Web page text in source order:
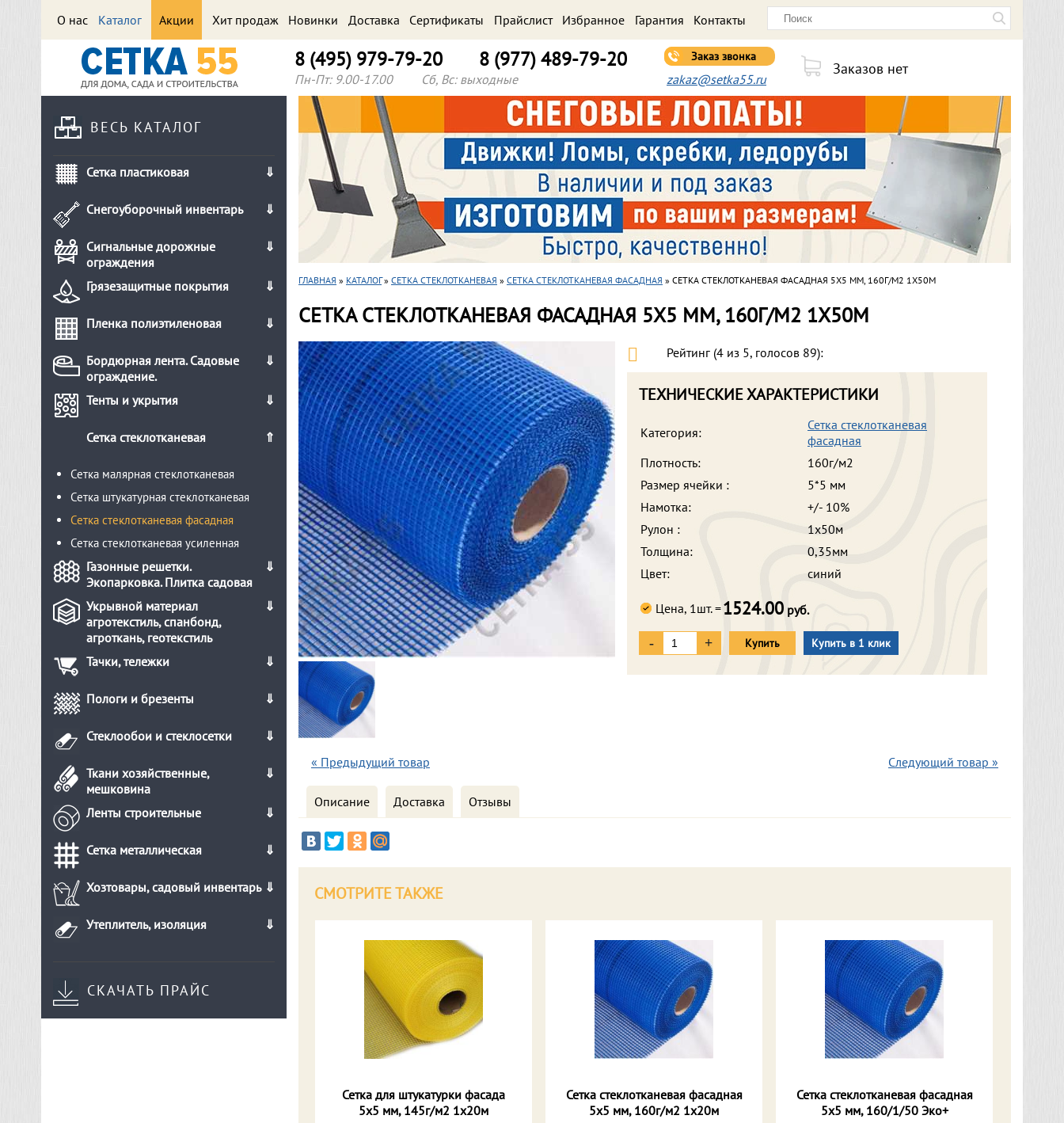
О нас Каталог Акции Хит продаж Новинки Доставка Cертификаты Прайслист Избранное Гарантия Контакты
8 (495) 979-79-20 8 (977) 489-79-20 Заказ звонка
Пн-Пт: 9.00-17.00 Сб, Вс: выходные zakaz@setka55.ru
Заказов нет
ВЕСЬ КАТАЛОГ
Сетка пластиковая
Снегоуборочный инвентарь
Сигнальные дорожные
ограждения
Грязезащитные покрытия
Пленка полиэтиленовая
Бордюрная лента. Садовые
ограждение.
Тенты и укрытия
Сетка стеклотканевая
Сетка малярная стеклотканевая
Сетка штукатурная стеклотканевая
Сетка стеклотканевая фасадная
Сетка стеклотканевая усиленная
Газонные решетки.
Экопарковка. Плитка садовая
Укрывной материал
агротекстиль, спанбонд,
агроткань, геотекстиль
Тачки, тележки
Пологи и брезенты
Стеклообои и стеклосетки
Ткани хозяйственные,
мешковина
Ленты строительные
Сетка металлическая
Хозтовары, садовый инвентарь
Утеплитель, изоляция
СКАЧАТЬ ПРАЙС
ГЛАВНАЯ » КАТАЛОГ» СЕТКА СТЕКЛОТКАНЕВАЯ » СЕТКА СТЕКЛОТКАНЕВАЯ ФАСАДНАЯ » СЕТКА СТЕКЛОТКАНЕВАЯ ФАСАДНАЯ 5Х5 ММ, 160Г/М2 1Х50М
СЕТКА СТЕКЛОТКАНЕВАЯ ФАСАДНАЯ 5Х5 ММ, 160Г/М2 1Х50М
Рейтинг (4 из 5, голосов 89):
ТЕХНИЧЕСКИЕ ХАРАКТЕРИСТИКИ
Категория:
Сетка стеклотканевая
фасадная
Плотность:
160г/м2
Размер ячейки :
5*5 мм
Намотка:
+/- 10%
Рулон :
1х50м
Толщина:
0,35мм
Цвет:
синий
Цена, 1шт. =1524.00 руб.
- + Купить Купить в 1 клик
« Предыдущий товар Следующий товар »
Описание Доставка Отзывы
СМОТРИТЕ ТАКЖЕ
Сетка для штукатурки фасада
5х5 мм, 145г/м2 1х20м
Сетка стеклотканевая фасадная
5х5 мм, 160г/м2 1х20м
Сетка стеклотканевая фасадная
5х5 мм, 160/1/50 Эко+